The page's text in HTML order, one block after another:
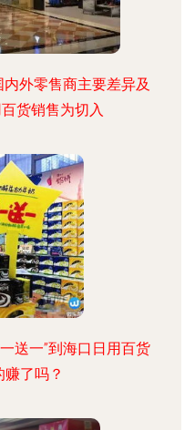
外零售商主要差异及
货销售为切入
送一”到海口日用百货
了吗？